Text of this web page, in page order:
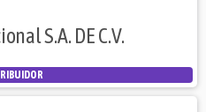
S.A. DE C.V.